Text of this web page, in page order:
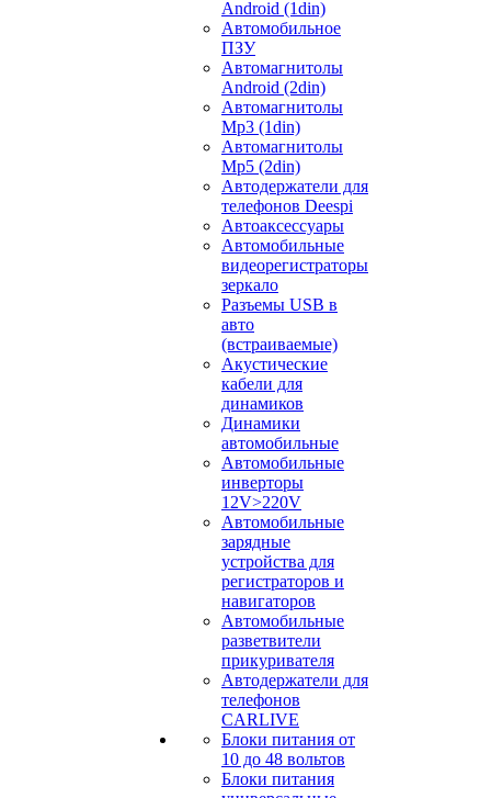
Android (1din)
Автомобильное
ПЗУ
Автомагнитолы
Android (2din)
Автомагнитолы
Mp3 (1din)
Автомагнитолы
Mp5 (2din)
Автодержатели для
телефонов Deespi
Автоаксессуары
Автомобильные
видеорегистраторы
зеркало
Разъемы USB в
авто
(встраиваемые)
Акустические
кабели для
динамиков
Динамики
автомобильные
Автомобильные
инверторы
12V>220V
Автомобильные
зарядные
устройства для
регистраторов и
навигаторов
Автомобильные
разветвители
прикуривателя
Автодержатели для
телефонов
CARLIVE
Блоки питания от
10 до 48 вольтов
Блоки питания